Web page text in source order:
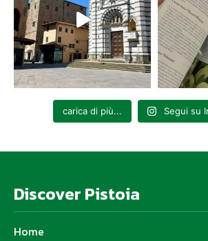
carica di più... Segui su
Discover Pistoia
Home